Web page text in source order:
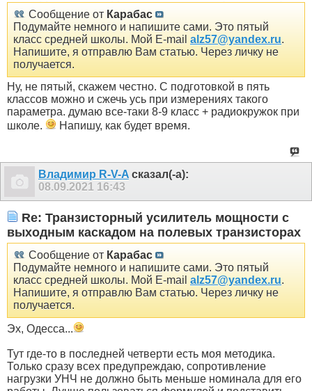
Сообщение от Карабас
Подумайте немного и напишите сами. Это пятый
класс средней школы. Мой E-mail alz57@yandex.ru.
Напишите, я отправлю Вам статью. Через личку не
получается.
Ну, не пятый, скажем честно. С подготовкой в пять
классов можно и сжечь усь при измерениях такого
параметра. думаю все-таки 8-9 класс + радиокружок при
школе.
Напишу, как будет время.
Владимир R-V-A сказал(-а):
08.09.2021 16:43
Re: Транзисторный усилитель мощности с
выходным каскадом на полевых транзисторах
Сообщение от Карабас
Подумайте немного и напишите сами. Это пятый
класс средней школы. Мой E-mail alz57@yandex.ru.
Напишите, я отправлю Вам статью. Через личку не
получается.
Эх, Одесса...
Тут где-то в последней четверти есть моя методика.
Только сразу всех предупреждаю, сопротивление
нагрузки УНЧ не должно быть меньше номинала для его